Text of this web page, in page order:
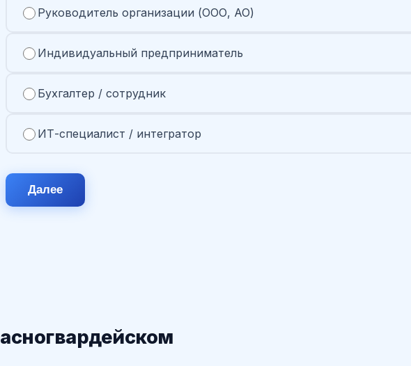
Руководитель организации (ООО, АО)
Индивидуальный предприниматель
Бухгалтер / сотрудник
ИТ-специалист / интегратор
Далее